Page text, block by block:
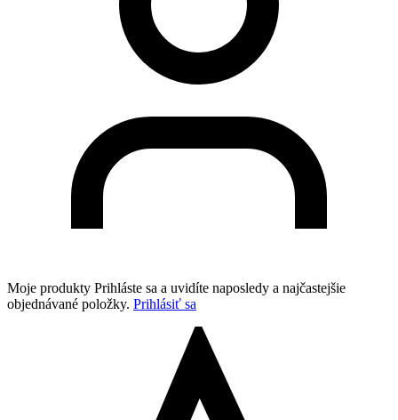
Moje produkty Prihláste sa a uvidíte naposledy a najčastejšie
objednávané položky. Prihlásiť sa